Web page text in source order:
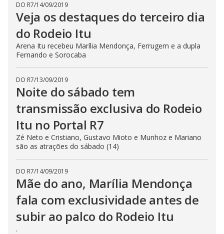
DO R7/14/09/2019
Veja os destaques do terceiro dia
do Rodeio Itu
Arena Itu recebeu Marília Mendonça, Ferrugem e a dupla
Fernando e Sorocaba
DO R7/13/09/2019
Noite do sábado tem
transmissão exclusiva do Rodeio
Itu no Portal R7
Zé Neto e Cristiano, Gustavo Mioto e Munhoz e Mariano
são as atrações do sábado (14)
DO R7/14/09/2019
Mãe do ano, Marília Mendonça
fala com exclusividade antes de
subir ao palco do Rodeio Itu
.